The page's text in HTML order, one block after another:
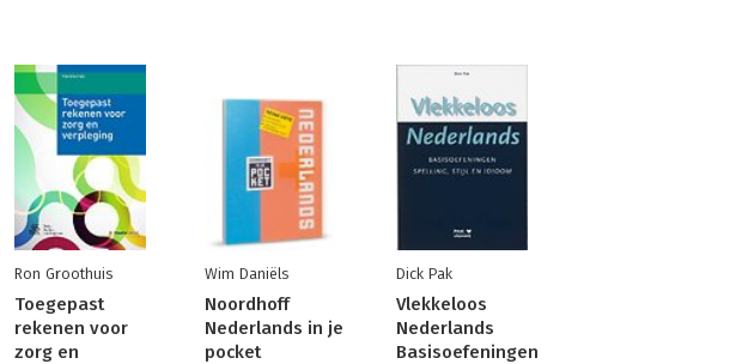
Ron Groothuis
Toegepast
rekenen voor
zorg en
Wim Daniëls
Noordhoff
Nederlands in je
pocket
Dick Pak
Vlekkeloos
Nederlands
Basisoefeningen